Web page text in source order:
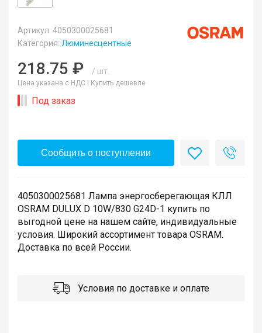
Артикул: 4050300025681
Категория: Люминесцентные
218.75 ₽ / шт.
Цена указана с НДС | Купить дешевле
Под заказ
Сообщить о поступлении
4050300025681 Лампа энергосберегающая КЛЛ
OSRAM DULUX D 10W/830 G24D-1 купить по
выгодной цене на нашем сайте, индивидуальные
условия. Широкий ассортимент товара OSRAM.
Доставка по всей России.
Условия по доставке и оплате